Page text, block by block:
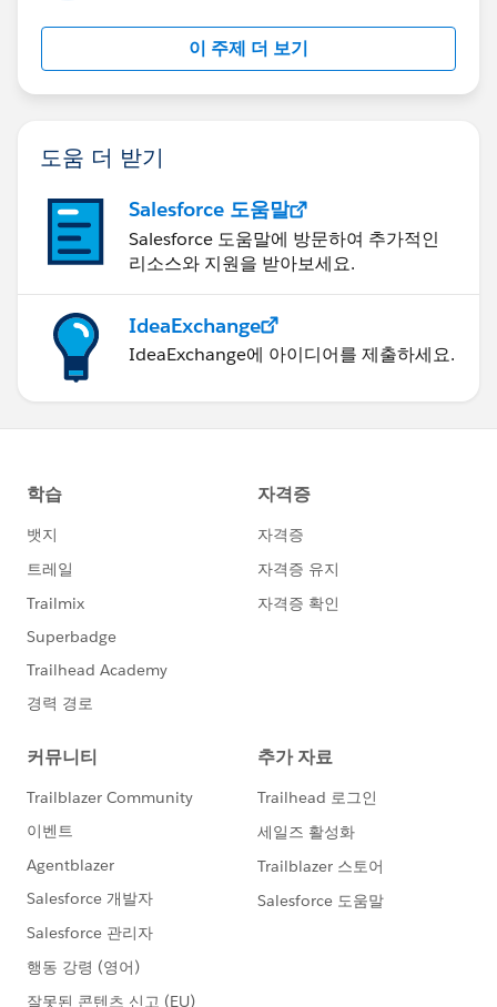
이 주제 더 보기
도움 더 받기
Salesforce 도움말
Salesforce 도움말에 방문하여 추가적인
리소스와 지원을 받아보세요.
IdeaExchange
IdeaExchange에 아이디어를 제출하세요.